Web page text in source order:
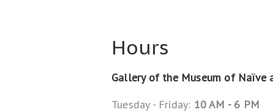
Hours
Gallery of the Museum of Naïve
Tuesday - Friday: 10 AM - 6 PM